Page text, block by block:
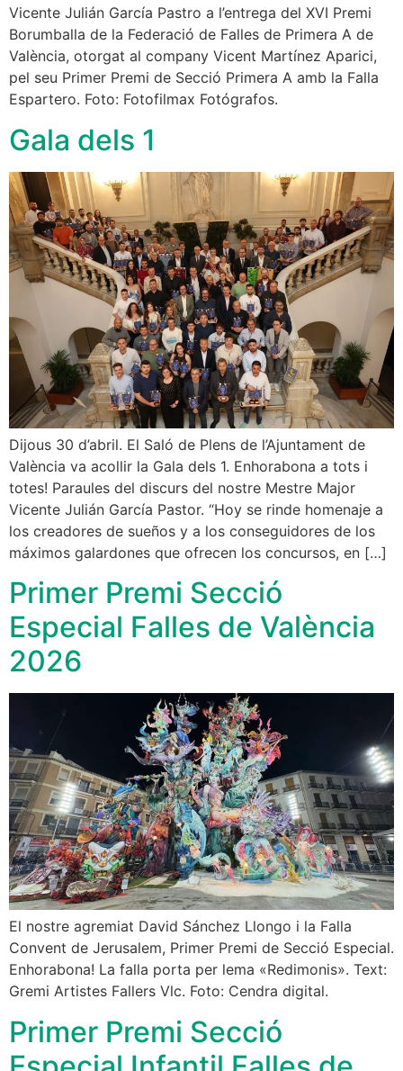
Vicente Julián García Pastro a l’entrega del XVI Premi
Borumballa de la Federació de Falles de Primera A de
València, otorgat al company Vicent Martínez Aparici,
pel seu Primer Premi de Secció Primera A amb la Falla
Espartero. Foto: Fotofilmax Fotógrafos.
Gala dels 1
Dijous 30 d’abril. El Saló de Plens de l’Ajuntament de
València va acollir la Gala dels 1. Enhorabona a tots i
totes! Paraules del discurs del nostre Mestre Major
Vicente Julián García Pastor. “Hoy se rinde homenaje a
los creadores de sueños y a los conseguidores de los
máximos galardones que ofrecen los concursos, en […]
Primer Premi Secció
Especial Falles de València
2026
El nostre agremiat David Sánchez Llongo i la Falla
Convent de Jerusalem, Primer Premi de Secció Especial.
Enhorabona! La falla porta per lema «Redimonis». Text:
Gremi Artistes Fallers Vlc. Foto: Cendra digital.
Primer Premi Secció